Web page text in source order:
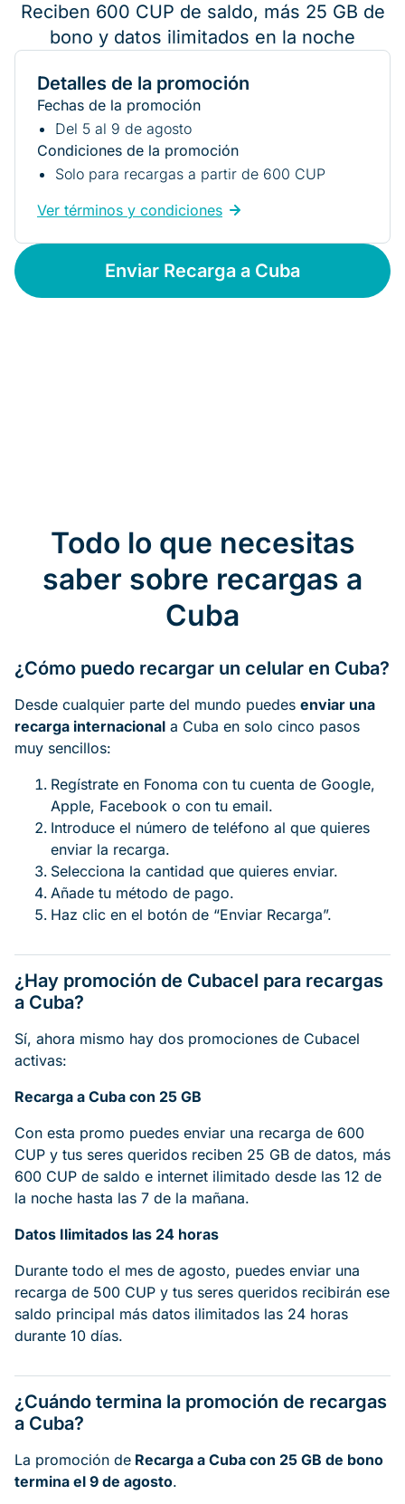
Reciben 600 CUP de saldo, más 25 GB de
bono y datos ilimitados en la noche
Detalles de la promoción
Fechas de la promoción
Del 5 al 9 de agosto
Condiciones de la promoción
Solo para recargas a partir de 600 CUP
Ver términos y condiciones
Enviar Recarga a Cuba
Todo lo que necesitas
saber sobre recargas a
Cuba
¿Cómo puedo recargar un celular en Cuba?
Desde cualquier parte del mundo puedes enviar una
recarga internacional a Cuba en solo cinco pasos
muy sencillos:
Regístrate en Fonoma con tu cuenta de Google,
Apple, Facebook o con tu email.
Introduce el número de teléfono al que quieres
enviar la recarga.
Selecciona la cantidad que quieres enviar.
Añade tu método de pago.
Haz clic en el botón de “Enviar Recarga”.
¿Hay promoción de Cubacel para recargas
a Cuba?
Sí, ahora mismo hay dos promociones de Cubacel
activas:
Recarga a Cuba con 25 GB
Con esta promo puedes enviar una recarga de 600
CUP y tus seres queridos reciben 25 GB de datos, más
600 CUP de saldo e internet ilimitado desde las 12 de
la noche hasta las 7 de la mañana.
Datos Ilimitados las 24 horas
Durante todo el mes de agosto, puedes enviar una
recarga de 500 CUP y tus seres queridos recibirán ese
saldo principal más datos ilimitados las 24 horas
durante 10 días.
¿Cuándo termina la promoción de recargas
a Cuba?
La promoción de Recarga a Cuba con 25 GB de bono
termina el 9 de agosto.